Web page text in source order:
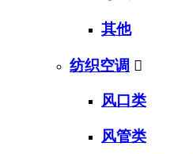
其他
纺织空调 
风口类
风管类